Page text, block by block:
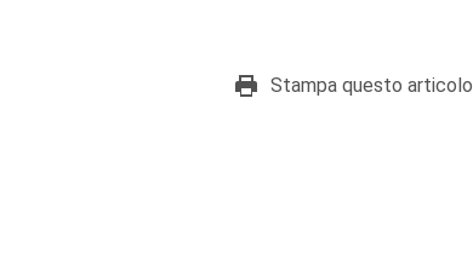
Stampa questo articolo